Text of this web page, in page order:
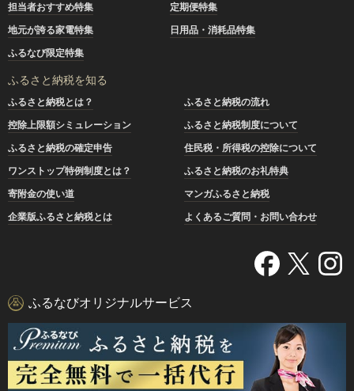
担当者おすすめ特集
定期便特集
地元が誇る家電特集
日用品・消耗品特集
ふるなび限定特集
ふるさと納税を知る
ふるさと納税とは？
ふるさと納税の流れ
控除上限額シミュレーション
ふるさと納税制度について
ふるさと納税の確定申告
住民税・所得税の控除について
ワンストップ特例制度とは？
ふるさと納税のお礼特典
寄附金の使い道
マンガふるさと納税
企業版ふるさと納税とは
よくあるご質問・お問い合わせ
ふるなびオリジナルサービス